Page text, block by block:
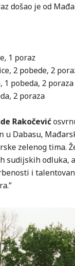
došao je od
1 poraz
2 pobede, 2
pobeda, 2 poraza
2 poraza
Rakočević
Dabasu,
zelenog tima.
sudijskih
i